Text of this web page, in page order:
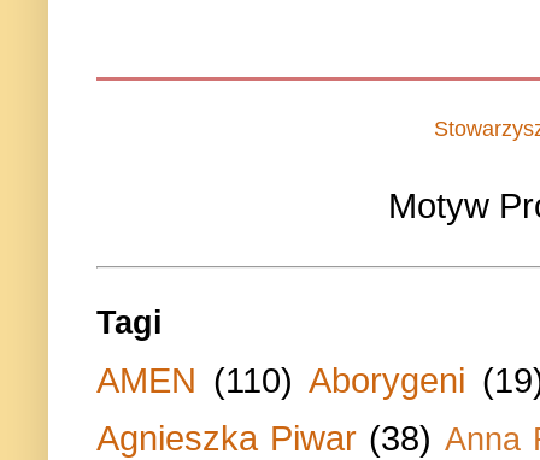
Motyw
Tagi
AMEN (110) Aborygeni
Agnieszka Piwar (38) Anna